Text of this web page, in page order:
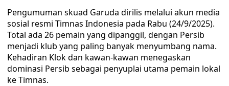
Pengumuman skuad Garuda dirilis melalui akun media
sosial resmi Timnas Indonesia pada Rabu (24/9/2025).
Total ada 26 pemain yang dipanggil, dengan Persib
menjadi klub yang paling banyak menyumbang nama.
Kehadiran Klok dan kawan-kawan menegaskan
dominasi Persib sebagai penyuplai utama pemain lokal
ke Timnas.